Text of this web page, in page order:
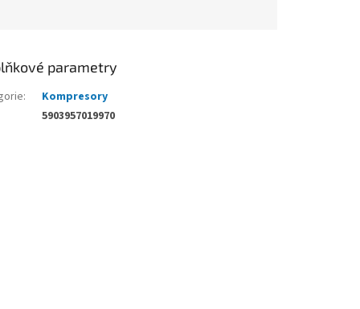
parametry
:
Kompresory
5903957019970